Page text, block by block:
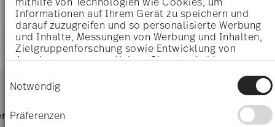
Informationen auf Ihrem Gerät zu speichern und
darauf zuzugreifen und so personalisierte Werbung
und Inhalte, Messungen von Werbung und Inhalten,
Zielgruppenforschung sowie Entwicklung von
Angeboten zu ermöglichen. Sie entscheiden
Sie können Ihre Einwilligung jederzeit über die
Cookie-Erklärung oder durch Klicken auf das
Privacy Trigger Symbol ändern oder widerrufen
Notwendig
Präferenzen
11940-403670-15253
4012437373028
DE
2019
11,30 cm
11,30 cm
1,70 cm
140 gr
14,50 cm
SICHERHEITSINFORMATIONEN
Nur von Hand reinigen Lebensmittelkontakt sicher
LIEFERUNG UND RÜCKSENDUNG
Lieferzeiten & Versand
Footer